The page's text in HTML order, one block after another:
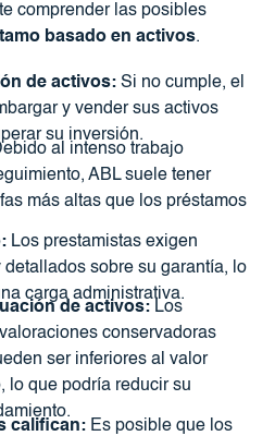
comprender las posibles
basado en activos.
de activos:Si no cumple, el
y vender sus activos
su inversión.
al intenso trabajo
ABL suele tener
más altas que los préstamos
Los prestamistas exigen
detallados sobre su garantía, lo
carga administrativa.
de activos:Los
conservadoras
ser inferiores al valor
lo que podría reducir su
califican:Es posible que los